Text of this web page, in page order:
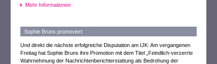
Mehr Informationen
Sophie Bruns promoviert
Und direkt die nächste erfolgreiche Disputation am IJK: Am vergangenen
Freitag hat Sophie Bruns ihre Promotion mit dem Titel „Feindlich-verzerrte
Wahrnehmung der Nachrichtenberichterstattung als Bedrohung der